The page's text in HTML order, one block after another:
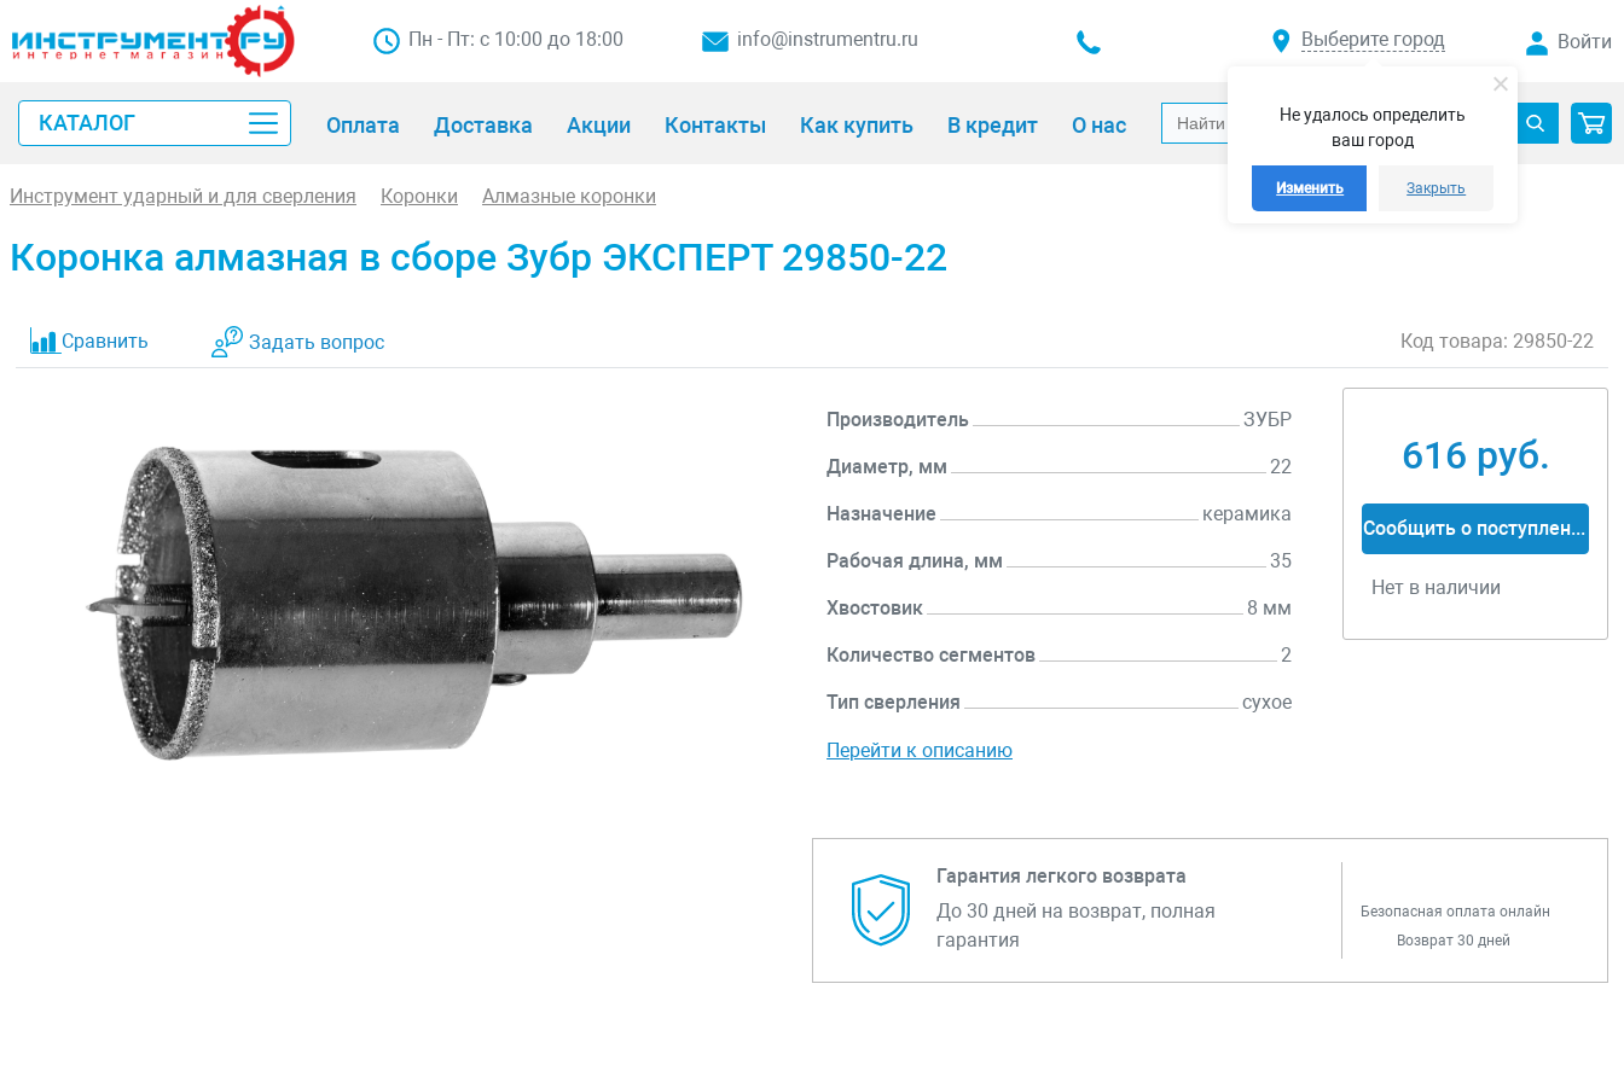
Не удалось определить
ваш город
Изменить Закрыть
Пн - Пт: с 10:00 до 18:00 info@instrumentru.ru Выберите город Войти
КАТАЛОГ Оплата Доставка Акции Контакты Как купить В кредит О нас
Инструмент ударный и для сверления Коронки Алмазные коронки
Коронка алмазная в сборе Зубр ЭКСПЕРТ 29850-22
Сравнить Задать вопрос Код товара: 29850-22
Производитель ЗУБР
Диаметр, мм 22
Назначение керамика
Рабочая длина, мм 35
Хвостовик 8 мм
Количество сегментов 2
Тип сверления сухое
Перейти к описанию
616 руб.
Сообщить о поступлении
Нет в наличии
Гарантия легкого возврата
До 30 дней на возврат, полная
гарантия
Безопасная оплата онлайн
Возврат 30 дней